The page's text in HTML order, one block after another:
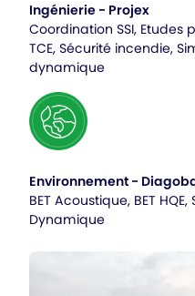
Ingénierie - Projex
Coordination SSI, Etudes
TCE, Sécurité incendie,
dynamique
Environnement -
BET Acoustique, BET
Dynamique